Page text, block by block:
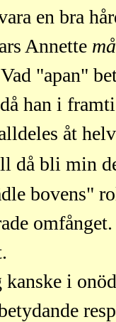
en bra
Annette
"apan"
han i
åt
då bli min
bovens"
kanske i